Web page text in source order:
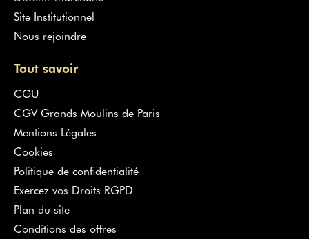
Site Institutionnel
Nous rejoindre
Tout savoir
CGU
CGV Grands Moulins de Paris
Mentions Légales
Cookies
Politique de confidentialité
Exercez vos Droits RGPD
Plan du site
Conditions des offres